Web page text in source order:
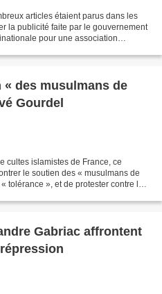
articles étaient parus dans les
la publicité faite par le gouvernement
pour une association
des musulmans de
Gourdel
cultes islamistes de France, ce
le soutien des « musulmans de
tolérance », et de protester contre la
Gabriac affrontent